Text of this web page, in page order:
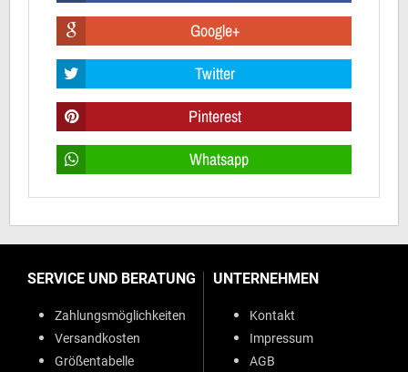
Google+
Twitter
Pinterest
Whatsapp
SERVICE UND BERATUNG
Zahlungsmöglichkeiten
Versandkosten
Größentabelle
UNTERNEHMEN
Kontakt
Impressum
AGB